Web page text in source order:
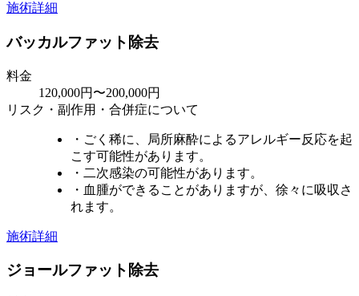
施術詳細
バッカルファット除去
料金
120,000円〜200,000円
リスク・副作用・合併症について
・ごく稀に、局所麻酔によるアレルギー反応を起
こす可能性があります。
・二次感染の可能性があります。
・血腫ができることがありますが、徐々に吸収さ
れます。
施術詳細
ジョールファット除去